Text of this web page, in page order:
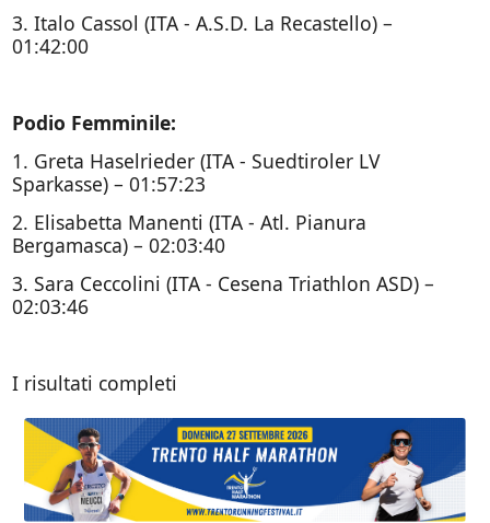
3. Italo Cassol (ITA - A.S.D. La Recastello) –
01:42:00
Podio Femminile:
1. Greta Haselrieder (ITA - Suedtiroler LV
Sparkasse) – 01:57:23
2. Elisabetta Manenti (ITA - Atl. Pianura
Bergamasca) – 02:03:40
3. Sara Ceccolini (ITA - Cesena Triathlon ASD) –
02:03:46
I risultati completi